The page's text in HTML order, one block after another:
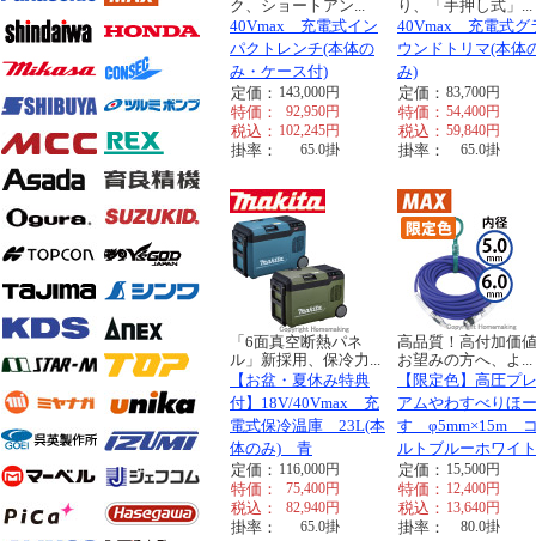
ク、ショートアン...
40Vmax 充電式イン
パクトレンチ(本体の
み・ケース付)
定価： 143,000円
特価： 92,950円
税込： 102,245円
掛率： 65.0掛
り、「手押し式」...
40Vmax 充電式グ
ウンドトリマ(本体
み)
定価： 83,700円
特価： 54,400円
税込： 59,840円
掛率： 65.0掛
「6面真空断熱パネ
ル」新採用、保冷力...
【お盆・夏休み特典
付】18V/40Vmax 充
電式保冷温庫 23L(本
体のみ) 青
定価： 116,000円
特価： 75,400円
税込： 82,940円
掛率： 65.0掛
高品質！高付加価
お望みの方へ、よ...
【限定色】高圧プ
アムやわすべりほー
す φ5mm×15m
ルトブルーホワイト
定価： 15,500円
特価： 12,400円
税込： 13,640円
掛率： 80.0掛